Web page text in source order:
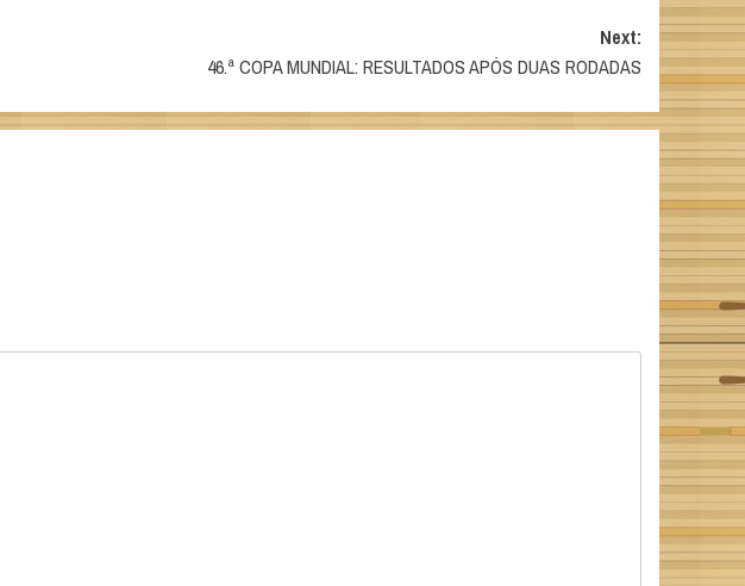
Next:
46.ª COPA MUNDIAL: RESULTADOS APÓS DUAS RODADAS